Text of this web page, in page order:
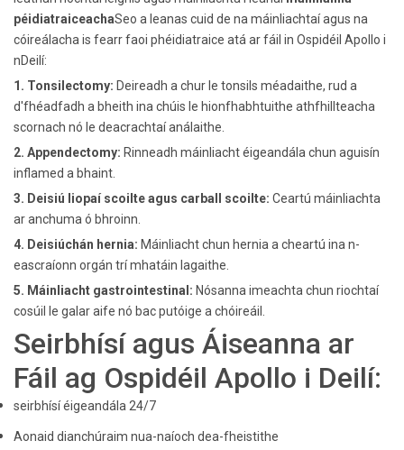
péidiatraiceachaSeo a leanas cuid de na máinliachtaí agus na
cóireálacha is fearr faoi phéidiatraice atá ar fáil in Ospidéil Apollo i
nDeilí:
1. Tonsilectomy: Deireadh a chur le tonsils méadaithe, rud a
d'fhéadfadh a bheith ina chúis le hionfhabhtuithe athfhillteacha
scornach nó le deacrachtaí análaithe.
2. Appendectomy: Rinneadh máinliacht éigeandála chun aguisín
inflamed a bhaint.
3. Deisiú liopaí scoilte agus carball scoilte: Ceartú máinliachta
ar anchuma ó bhroinn.
4. Deisiúchán hernia: Máinliacht chun hernia a cheartú ina n-
eascraíonn orgán trí mhatáin lagaithe.
5. Máinliacht gastrointestinal: Nósanna imeachta chun riochtaí
cosúil le galar aife nó bac putóige a chóireáil.
Seirbhísí agus Áiseanna ar
Fáil ag Ospidéil Apollo i Deilí:
seirbhísí éigeandála 24/7
Aonaid dianchúraim nua-naíoch dea-fheistithe